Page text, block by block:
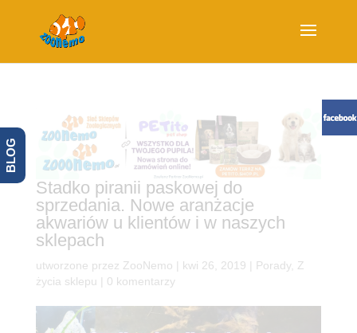
Stadko piranii paskowej do
sprzedania. Nowe aranżacje
akwariów u klientów i w naszych
sklepach
utworzone przez ZooNemo kwi 26, 2019 Porady, Z
życia sklepu
0 komentarzy
BLOG